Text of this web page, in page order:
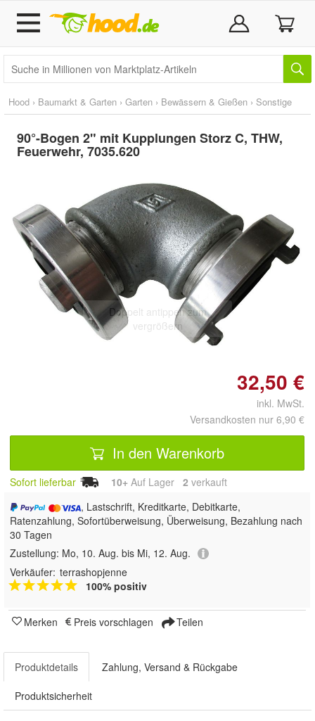
Hood › Baumarkt & Garten › Garten › Bewässern & Gießen › Sonstige
90°-Bogen 2" mit Kupplungen Storz C, THW,
Feuerwehr, 7035.620
Doppelt antippen zum
vergrößern
32,50 €
inkl. MwSt.
Versandkosten nur 6,90 €
In den Warenkorb
Sofort lieferbar 10+ Auf Lager 2 verkauft
, Lastschrift, Kreditkarte, Debitkarte,
Ratenzahlung, Sofortüberweisung, Überweisung, Bezahlung nach
30 Tagen
Zustellung: Mo, 10. Aug. bis Mi, 12. Aug.
Verkäufer: terrashopjenne
100% positiv
Merken Preis vorschlagen Teilen
Produktdetails Zahlung, Versand & Rückgabe
Produktsicherheit